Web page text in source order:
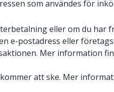
som användes för
eller om du
e-postadress eller
Mer information
att ske. Mer